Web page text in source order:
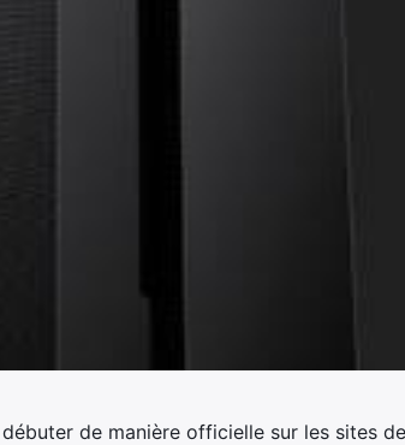
de manière officielle sur les sites